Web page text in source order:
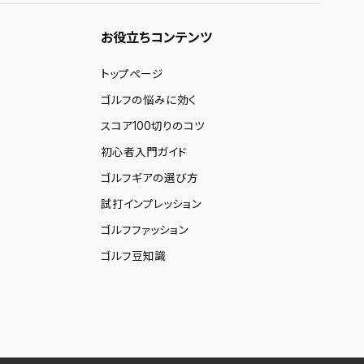
お役立ちコンテンツ
トップページ
ゴルフの悩みに効く
スコア100切りのコツ
初心者入門ガイド
ゴルフギアの選び方
試打インプレッション
ゴルフファッション
ゴルフ豆知識